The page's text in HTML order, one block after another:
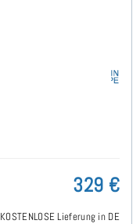
329 €
KOSTENLOSE Lieferung in DE